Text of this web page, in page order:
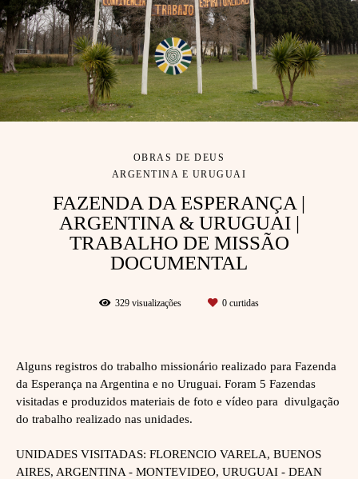
OBRAS DE DEUS
ARGENTINA E URUGUAI
FAZENDA DA ESPERANÇA |
ARGENTINA & URUGUAI |
TRABALHO DE MISSÃO
DOCUMENTAL
329 visualizações 0 curtidas
Alguns registros do trabalho missionário realizado para Fazenda
da Esperança na Argentina e no Uruguai. Foram 5 Fazendas
visitadas e produzidos materiais de foto e vídeo para divulgação
do trabalho realizado nas unidades.
UNIDADES VISITADAS: FLORENCIO VARELA, BUENOS
AIRES, ARGENTINA - MONTEVIDEO, URUGUAI - DEAN